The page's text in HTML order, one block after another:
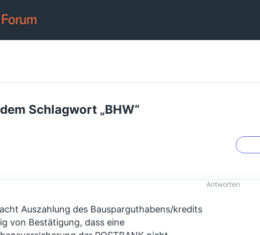
Schlagwort „BHW“
Antworten
Auszahlung des Bausparguthabens/kredits
von Bestätigung, dass eine